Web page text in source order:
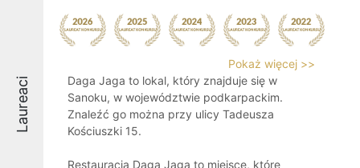
Laureaci
Pokaż więcej >>
Daga Jaga to lokal, który znajduje się w
Sanoku, w województwie podkarpackim.
Znaleźć go można przy ulicy Tadeusza
Kościuszki 15.
Restauracja Daga Jaga to miejsce, które